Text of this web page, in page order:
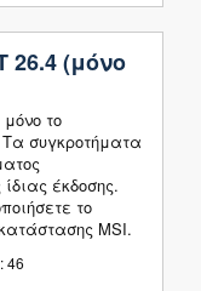
26.4 (μόνο
το
συγκροτήματα
έκδοσης.
το
MSI.
46